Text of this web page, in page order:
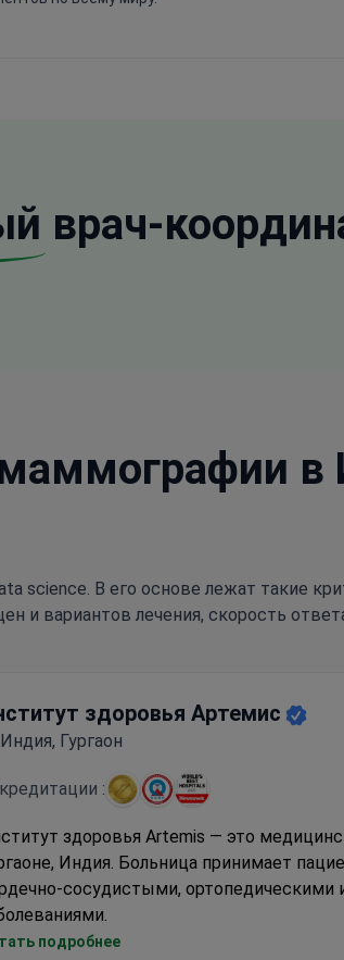
врач-
в
science. В его основе лежат такие
и вариантов лечения, скорость
здоровья Артемис
Индия, Гургаон
:
здоровья Artemis — это
Индия. Больница принимает
сосудистыми, ортопедическими
Артемис оборудован
подробнее